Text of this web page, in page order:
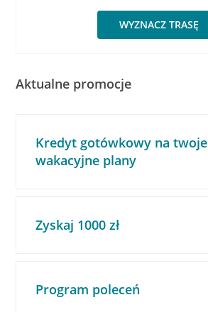
WYZNACZ TRASĘ
Aktualne promocje
Kredyt gotówkowy na twoje
wakacyjne plany
Zyskaj 1000 zł
Program poleceń